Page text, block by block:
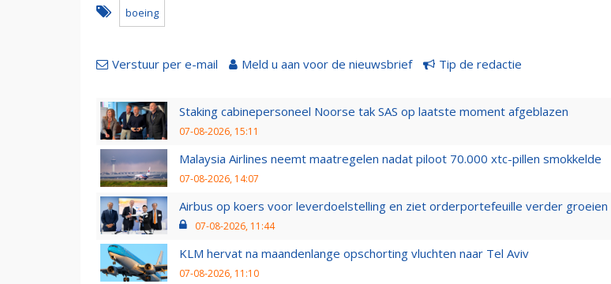
boeing
Verstuur per e-mail Meld u aan voor de nieuwsbrief Tip de redactie
Staking cabinepersoneel Noorse tak SAS op laatste moment afgeblazen
07-08-2026, 15:11
Malaysia Airlines neemt maatregelen nadat piloot 70.000 xtc-pillen smokkelde
07-08-2026, 14:07
Airbus op koers voor leverdoelstelling en ziet orderportefeuille verder groeien
07-08-2026, 11:44
KLM hervat na maandenlange opschorting vluchten naar Tel Aviv
07-08-2026, 11:10